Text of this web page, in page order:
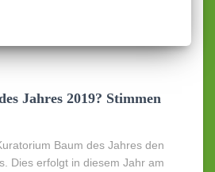
Jahres 2019? Stimmen
Baum des Jahres den
Dies erfolgt in diesem Jahr am